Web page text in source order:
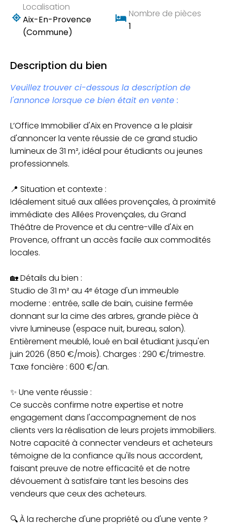
Localisation
Aix-En-Provence
(Commune)
Nombre de pièces
1
Description du bien
Veuillez trouver ci-dessous la description de
l'annonce lorsque ce bien était en vente :
L’Office Immobilier d'Aix en Provence a le plaisir
d'annoncer la vente réussie de ce grand studio
lumineux de 31 m², idéal pour étudiants ou jeunes
professionnels.
📍 Situation et contexte :
Idéalement situé aux allées provençales, à proximité
immédiate des Allées Provençales, du Grand
Théâtre de Provence et du centre-ville d'Aix en
Provence, offrant un accès facile aux commodités
locales.
🏡 Détails du bien :
Studio de 31 m² au 4ᵉ étage d'un immeuble
moderne : entrée, salle de bain, cuisine fermée
donnant sur la cime des arbres, grande pièce à
vivre lumineuse (espace nuit, bureau, salon).
Entièrement meublé, loué en bail étudiant jusqu'en
juin 2026 (850 €/mois). Charges : 290 €/trimestre.
Taxe foncière : 600 €/an.
✨ Une vente réussie :
Ce succès confirme notre expertise et notre
engagement dans l'accompagnement de nos
clients vers la réalisation de leurs projets immobiliers.
Notre capacité à connecter vendeurs et acheteurs
témoigne de la confiance qu'ils nous accordent,
faisant preuve de notre efficacité et de notre
dévouement à satisfaire tant les besoins des
vendeurs que ceux des acheteurs.
🔍 À la recherche d'une propriété ou d'une vente ?